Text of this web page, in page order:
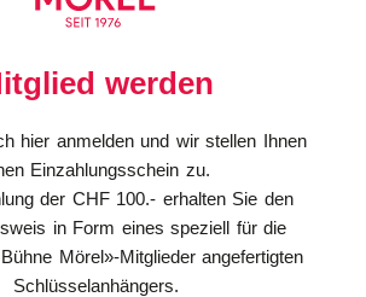
werden
hier anmelden und wir stellen Ihnen
Einzahlungsschein zu.
der CHF 100.- erhalten Sie den
in Form eines speziell für die
Mörel»-Mitglieder angefertigten
Schlüsselanhängers.